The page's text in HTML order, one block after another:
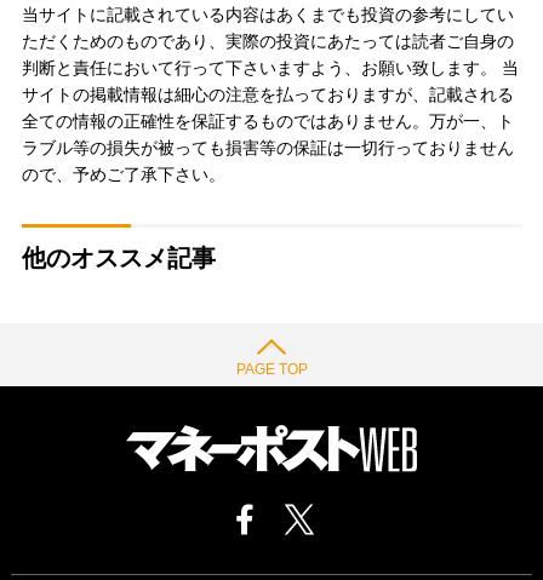
当サイトに記載されている内容はあくまでも投資の参考にしてい
ただくためのものであり、実際の投資にあたっては読者ご自身の
判断と責任において行って下さいますよう、お願い致します。 当
サイトの掲載情報は細心の注意を払っておりますが、記載される
全ての情報の正確性を保証するものではありません。万が一、ト
ラブル等の損失が被っても損害等の保証は一切行っておりません
ので、予めご了承下さい。
他のオススメ記事
PAGE TOP